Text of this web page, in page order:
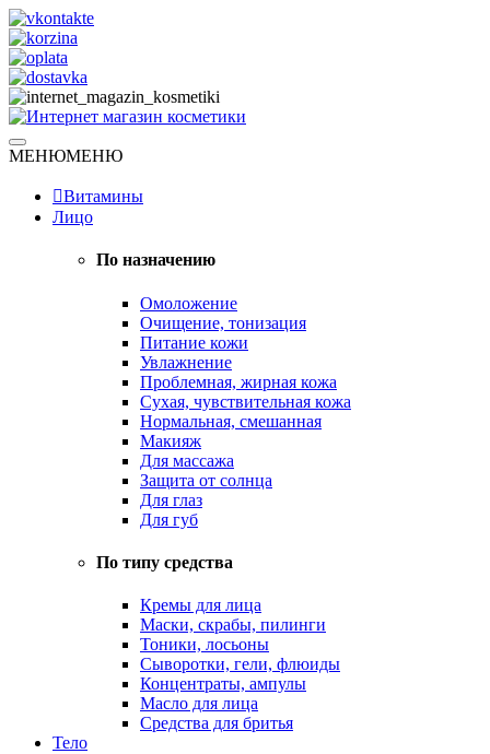
Skip
to
content
Интернет магазин косметики
Натуральная косметика
МЕНЮМЕНЮ
Витамины
Лицо
По назначению
Омоложение
Очищение, тонизация
Питание кожи
Увлажнение
Проблемная, жирная кожа
Сухая, чувствительная кожа
Нормальная, смешанная
Макияж
Для массажа
Защита от солнца
Для глаз
Для губ
По типу средства
Кремы для лица
Маски, скрабы, пилинги
Тоники, лосьоны
Сыворотки, гели, флюиды
Концентраты, ампулы
Масло для лица
Средства для бритья
Тело